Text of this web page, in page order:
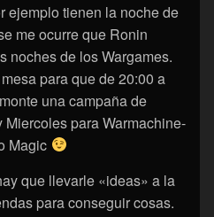
ejemplo tienen la noche de
me ocurre que Ronin
noches de los Wargames.
para que de 20:00 a
una campaña de
Miercoles para Warmachine-
Magic
que llevarle «ideas» a la
para conseguir cosas.